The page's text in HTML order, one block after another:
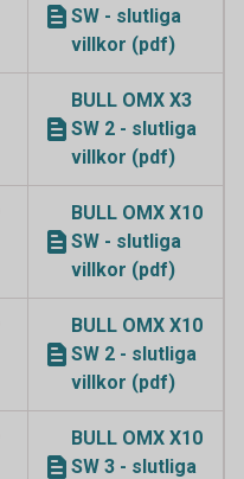
SW - slutliga
villkor (pdf)
BULL OMX X3
SW 2 - slutliga
villkor (pdf)
BULL OMX X10
SW - slutliga
villkor (pdf)
BULL OMX X10
SW 2 - slutliga
villkor (pdf)
BULL OMX X10
SW 3 - slutliga